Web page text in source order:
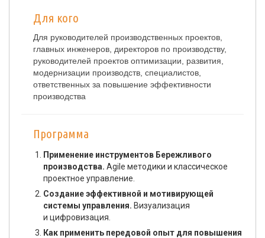
Для кого
Для руководителей производственных проектов,
главных инженеров, директоров по производству,
руководителей проектов оптимизации, развития,
модернизации производств, специалистов,
ответственных за повышение эффективности
производства
Программа
Применение инструментов Бережливого
производства. Agile методики и классическое
проектное управление.
Создание эффективной и мотивирующей
системы управления. Визуализация
и цифровизация.
Как применить передовой опыт для повышения